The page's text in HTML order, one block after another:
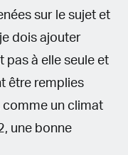
sur le sujet et
dois ajouter
pas à elle seule et
être remplies
un climat
une bonne